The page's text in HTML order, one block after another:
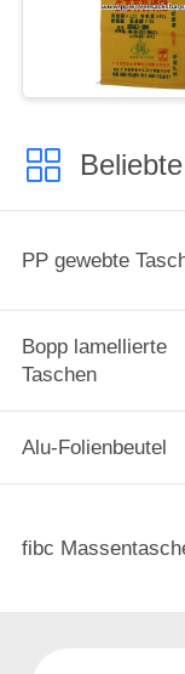
PP gewebte
Bopp lamellierte
Taschen
Alu-Folienbeutel
fibc